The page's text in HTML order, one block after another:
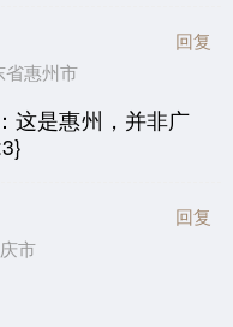
惠州市
回复
这是惠州，并非广
市
回复